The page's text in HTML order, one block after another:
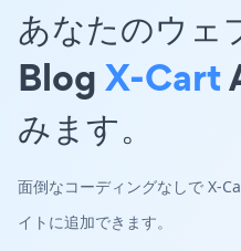
あなたのウェ
BlogX-Cart
みます。
面倒なコーディングなしで X-
イトに追加できます。